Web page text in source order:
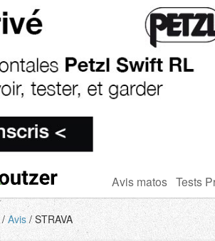
Avis matos Tests
Avis STRAVA